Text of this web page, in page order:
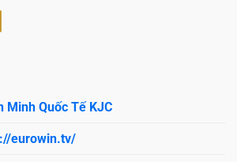
Minh Quốc Tế KJC
eurowin.tv/